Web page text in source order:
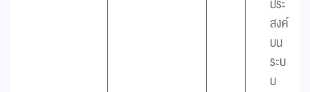
ประ
สงค์
บน
ระบ
บ